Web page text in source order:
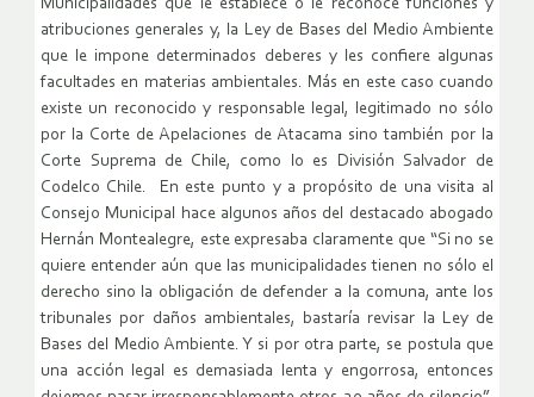
Municipalidades que le establece o le reconoce funciones y
atribuciones generales y, la Ley de Bases del Medio Ambiente
que le impone determinados deberes y les confiere algunas
facultades en materias ambientales. Más en este caso cuando
existe un reconocido y responsable legal, legitimado no sólo
por la Corte de Apelaciones de Atacama sino también por la
Corte Suprema de Chile, como lo es División Salvador de
Codelco Chile. En este punto y a propósito de una visita al
Consejo Municipal hace algunos años del destacado abogado
Hernán Montealegre, este expresaba claramente que “Si no se
quiere entender aún que las municipalidades tienen no sólo el
derecho sino la obligación de defender a la comuna, ante los
tribunales por daños ambientales, bastaría revisar la Ley de
Bases del Medio Ambiente. Y si por otra parte, se postula que
una acción legal es demasiada lenta y engorrosa, entonces